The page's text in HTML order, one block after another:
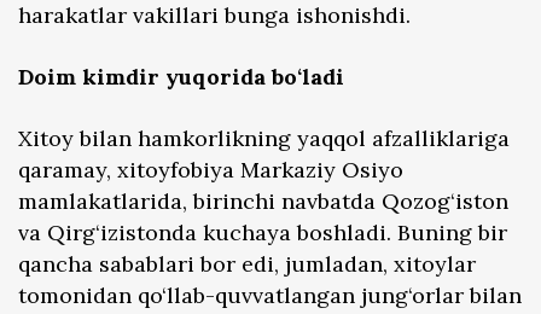
harakatlar vakillari bunga ishonishdi.
Doim kimdir yuqorida bo‘ladi
Xitoy bilan hamkorlikning yaqqol afzalliklariga
qaramay, xitoyfobiya Markaziy Osiyo
mamlakatlarida, birinchi navbatda Qozog‘iston
va Qirg‘izistonda kuchaya boshladi. Buning bir
qancha sabablari bor edi, jumladan, xitoylar
tomonidan qo‘llab-quvvatlangan jung‘orlar bilan